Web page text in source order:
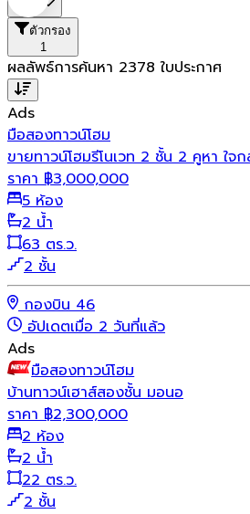
ตัวกรอง
1
ผลลัพธ์การค้นหา 2378 ใบประกาศ
Ads
มือสองทาวน์โฮม
ขายทาวน์โฮมรีโนเวท 2 ชั้น 2 คูหา ใจ
ราคา ฿3,000,000
5 ห้อง
2 น้ำ
63 ตร.ว.
2 ชั้น
กองบิน 46
อัปเดตเมื่อ 2 วันที่แล้ว
Ads
มือสองทาวน์โฮม
บ้านทาวน์เฮาส์สองชั้น มอนอ
ราคา ฿2,300,000
2 ห้อง
2 น้ำ
22 ตร.ว.
2 ชั้น